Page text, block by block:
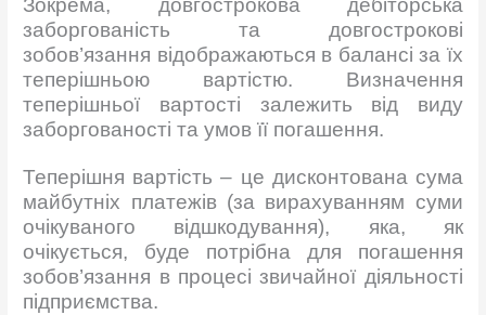
заборгованість та довгострокові
зобов’язання відображаються в балансі за їх
теперішньою вартістю. Визначення
теперішньої вартості залежить від виду
заборгованості та умов її погашення.
Теперішня вартість – це дисконтована сума
майбутніх платежів (за вирахуванням суми
очікуваного відшкодування), яка, як
очікується, буде потрібна для погашення
зобов’язання в процесі звичайної діяльності
підприємства.